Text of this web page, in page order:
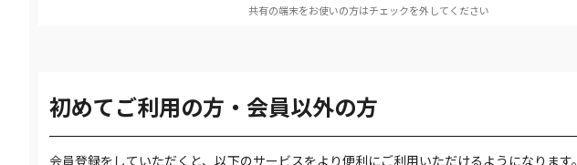
共有の端末をお使いの方はチェックを外してください
初めてご利用の方・会員以外の方
会員登録をしていただくと、以下のサービスをより便利にご利用いただけるようになります。